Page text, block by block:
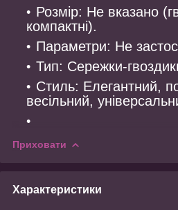
Розмір: Не вказано
компактні).
Параметри: Не
Тип: Сережки-
Стиль: Елегантний,
весільний,
Приховати
Характеристики